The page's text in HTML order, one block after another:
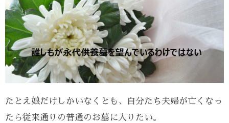
たとえ娘だけしかいなくとも、自分たち夫婦が亡くなっ
たら従来通りの普通のお墓に入りたい。